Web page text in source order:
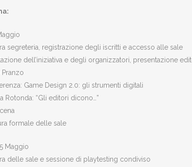
segreteria, registrazione degli iscritti e accesso alle sale
dell’iniziativa e degli organizzatori, presentazione
Pranzo
Game Design 2.0: gli strumenti digitali
Rotonda: “Gli editori dicono…”
formale delle sale
Maggio
delle sale e sessione di playtesting condiviso